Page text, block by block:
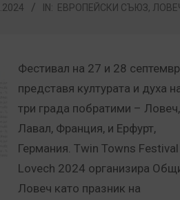
IN: ЕВРОПЕЙСКИ СЪЮЗ,
Фестивал на 27 и 28
представя културата и духа
три града побратими – Ловеч,
Лавал, Франция, и Ерфурт,
Германия. Twin Towns Festival
Lovech 2024 организира
Ловеч като празник на